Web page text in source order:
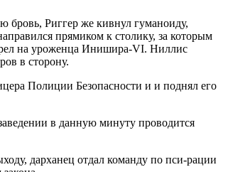
бровь, Риггер же кивнул гуманоиду,
прямиком к столику, за которым
на уроженца Инишира-VI. Ниллис
в сторону.
Полиции Безопасности и и поднял его
в данную минуту проводится
дарханец отдал команду по пси-рации